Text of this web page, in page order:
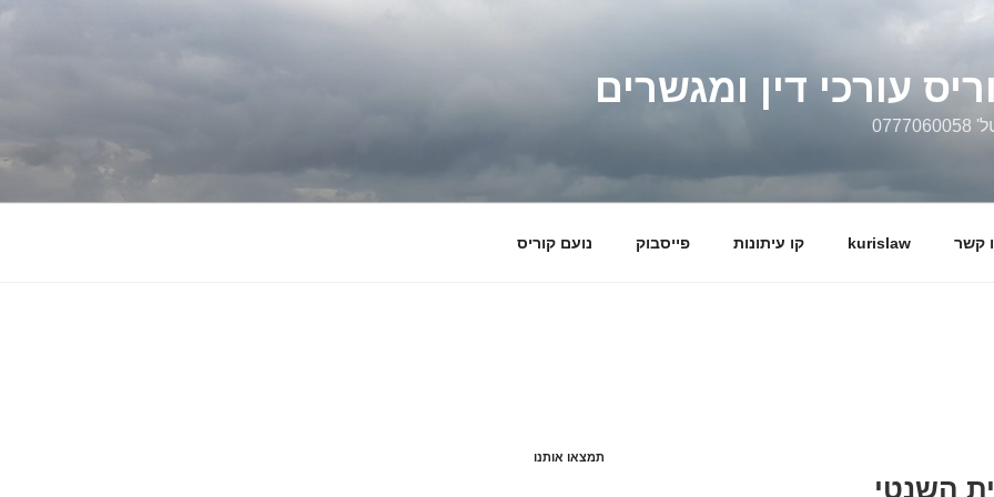
עורכי דין ומגשרים
קשר kurislaw קו עיתונות פייסבוק נועם קוריס
השנטי
תמצאו אותנו